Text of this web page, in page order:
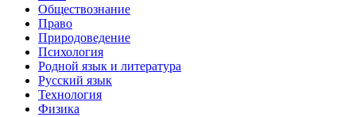
Обществознание
Право
Природоведение
Психология
Родной язык и литература
Русский язык
Технология
Физика